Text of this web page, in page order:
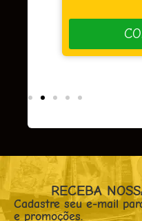
RECEBA
Cadastre seu e-mail
e promoções.